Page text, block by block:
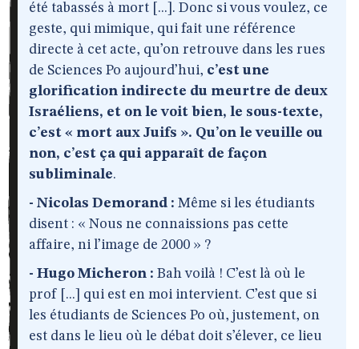
été tabassés à mort [...]. Donc si vous voulez, ce
geste, qui mimique, qui fait une référence
directe à cet acte, qu’on retrouve dans les rues
de Sciences Po aujourd’hui, c’est une
glorification indirecte du meurtre de deux
Israéliens, et on le voit bien, le sous-texte,
c’est « mort aux Juifs ». Qu’on le veuille ou
non, c’est ça qui apparaît de façon
subliminale.
- Nicolas Demorand : Même si les étudiants
disent : « Nous ne connaissions pas cette
affaire, ni l’image de 2000 » ?
- Hugo Micheron : Bah voilà ! C’est là où le
prof [...] qui est en moi intervient. C’est que si
les étudiants de Sciences Po où, justement, on
est dans le lieu où le débat doit s’élever, ce lieu